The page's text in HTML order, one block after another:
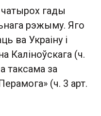
чатырох гады
рэжыму. Яго
ва Украіну і
Каліноўскага (ч.
таксама за
(ч. 3 арт.